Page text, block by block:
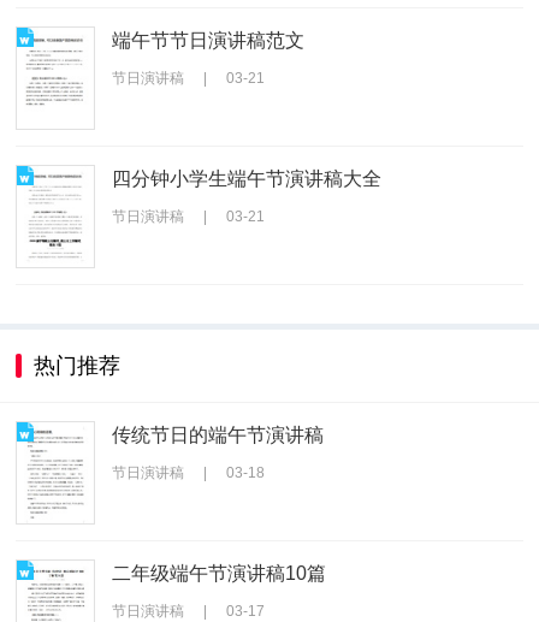
端午节节日演讲稿范文
节日演讲稿 | 03-21
四分钟小学生端午节演讲稿大全
节日演讲稿 | 03-21
热门推荐
传统节日的端午节演讲稿
节日演讲稿 03-18
二年级端午节演讲稿10篇
节日演讲稿 03-17